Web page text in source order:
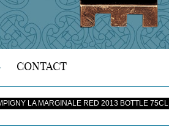
CONTACT
LA MARGINALE RED 2013 BOTTLE 75CL